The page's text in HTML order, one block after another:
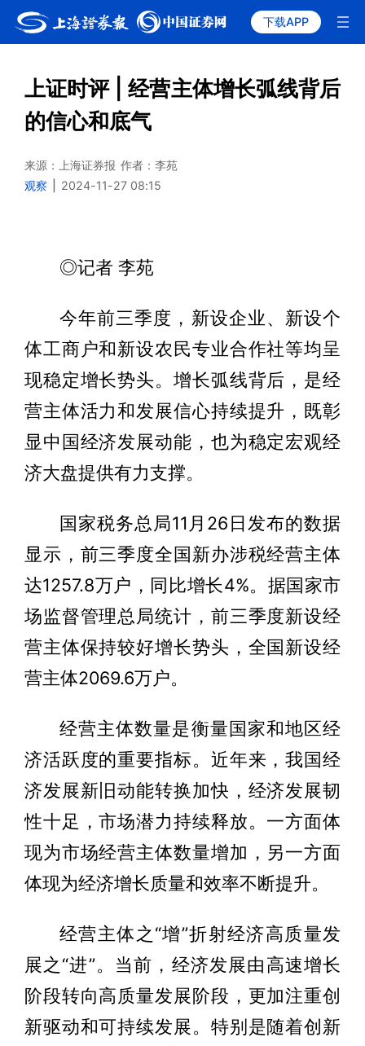
下载APP
上证时评 | 经营主体增长弧线背后
的信心和底气
来源：上海证券报 作者：李苑
观察
2024-11-27 08:15
◎记者 李苑
今年前三季度，新设企业、新设个
体工商户和新设农民专业合作社等均呈
现稳定增长势头。增长弧线背后，是经
营主体活力和发展信心持续提升，既彰
显中国经济发展动能，也为稳定宏观经
济大盘提供有力支撑。
国家税务总局11月26日发布的数据
显示，前三季度全国新办涉税经营主体
达1257.8万户，同比增长4%。据国家市
场监督管理总局统计，前三季度新设经
营主体保持较好增长势头，全国新设经
营主体2069.6万户。
经营主体数量是衡量国家和地区经
济活跃度的重要指标。近年来，我国经
济发展新旧动能转换加快，经济发展韧
性十足，市场潜力持续释放。一方面体
现为市场经营主体数量增加，另一方面
体现为经济增长质量和效率不断提升。
经营主体之“增”折射经济高质量发
展之“进”。当前，经济发展由高速增长
阶段转向高质量发展阶段，更加注重创
新驱动和可持续发展。特别是随着创新